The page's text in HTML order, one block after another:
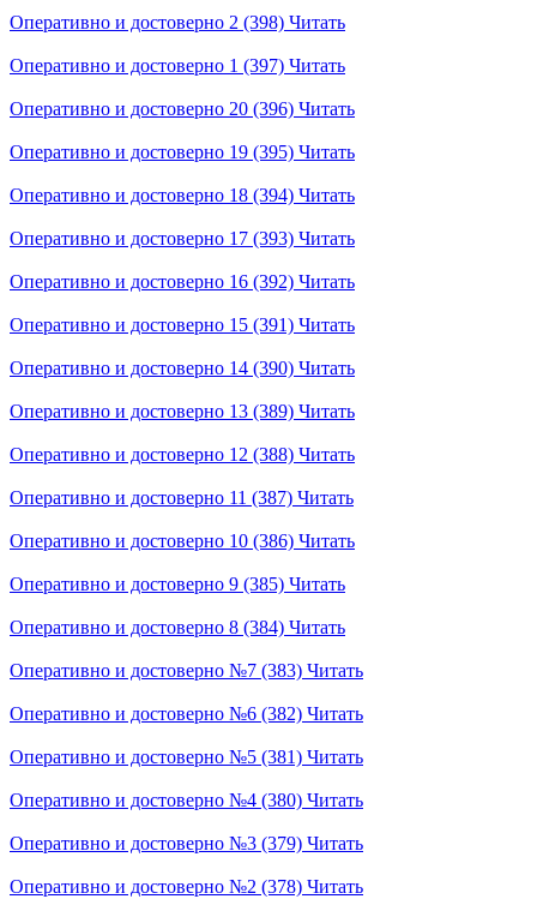
Оперативно и достоверно 2 (398) Читать
Оперативно и достоверно 1 (397) Читать
Оперативно и достоверно 20 (396) Читать
Оперативно и достоверно 19 (395) Читать
Оперативно и достоверно 18 (394) Читать
Оперативно и достоверно 17 (393) Читать
Оперативно и достоверно 16 (392) Читать
Оперативно и достоверно 15 (391) Читать
Оперативно и достоверно 14 (390) Читать
Оперативно и достоверно 13 (389) Читать
Оперативно и достоверно 12 (388) Читать
Оперативно и достоверно 11 (387) Читать
Оперативно и достоверно 10 (386) Читать
Оперативно и достоверно 9 (385) Читать
Оперативно и достоверно 8 (384) Читать
Оперативно и достоверно №7 (383) Читать
Оперативно и достоверно №6 (382) Читать
Оперативно и достоверно №5 (381) Читать
Оперативно и достоверно №4 (380) Читать
Оперативно и достоверно №3 (379) Читать
Оперативно и достоверно №2 (378) Читать